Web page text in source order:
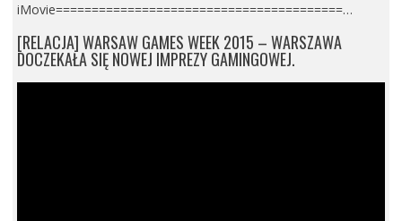
iMovie========================================…
[RELACJA] WARSAW GAMES WEEK 2015 – WARSZAWA
DOCZEKAŁA SIĘ NOWEJ IMPREZY GAMINGOWEJ.